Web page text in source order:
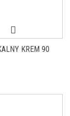
KREM 90